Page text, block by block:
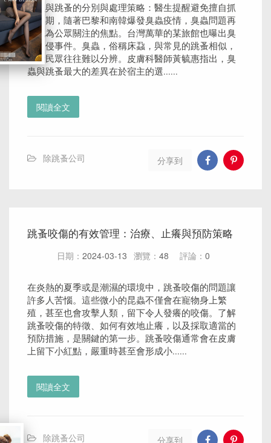
臭蟲與跳蚤的分別與處理策略：醫生提醒避免擅自抓
傷近期，隨著巴黎和南韓爆發臭蟲疫情，臭蟲問題再
次成為公眾關注的焦點。台灣萬華的某旅館也曝出臭
蟲入侵事件。臭蟲，俗稱床蝨，與常見的跳蚤相似，
一般民眾往往難以分辨。皮膚科醫師黃毓惠指出，臭
蟲與跳蚤最大的差異在於宿主的選......
閱讀全文
除跳蚤公司 分享到
跳蚤咬傷的有效管理：治療、止癢與預防策略
日期： 2024-03-13 瀏覽： 48 評論： 0
在炎熱的夏季或是潮濕的環境中，跳蚤咬傷的問題讓
許多人苦惱。這些微小的昆蟲不僅會在寵物身上繁
殖，甚至也會攻擊人類，留下令人發癢的咬傷。了解
跳蚤咬傷的特徵、如何有效地止癢，以及採取適當的
預防措施，是關鍵的第一步。跳蚤咬傷通常會在皮膚
上留下小紅點，嚴重時甚至會形成小......
閱讀全文
除跳蚤公司 分享到